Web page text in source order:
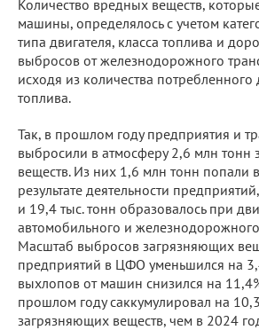
Количество вредных веществ,
машины, определялось с учетом
типа двигателя, класса топлива и
выбросов от железнодорожного
исходя из количества потребленного
топлива.
Так, в прошлом году предприятия и
выбросили в атмосферу 2,6 млн тонн
веществ. Из них 1,6 млн тонн попали
результате деятельности
и 19,4 тыс. тонн образовалось при
автомобильного и
Масштаб выбросов загрязняющих
предприятий в ЦФО уменьшился на
выхлопов от машин снизился на
прошлом году саккумулировал на
загрязняющих веществ, чем в 2024